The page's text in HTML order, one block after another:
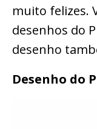
muito felizes.
desenhos do
desenho
Desenho do